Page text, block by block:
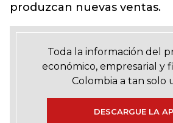
produzcan nuevas ventas.
Toda la información del
económico, empresarial y
Colombia a tan solo
DESCARGUE LA